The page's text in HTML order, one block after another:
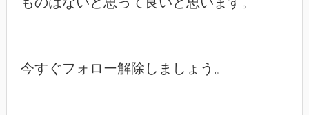
今すぐフォロー解除しましょう。